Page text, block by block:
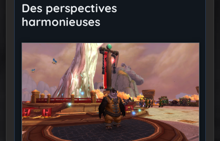
Des perspectives
harmonieuses